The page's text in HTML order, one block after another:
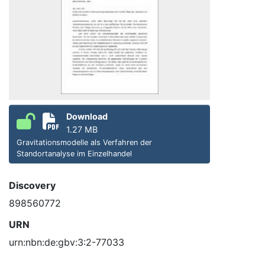
Download
1.27 MB
Gravitationsmodelle als Verfahren der
Standortanalyse im Einzelhandel
Discovery
898560772
URN
urn:nbn:de:gbv:3:2-77033